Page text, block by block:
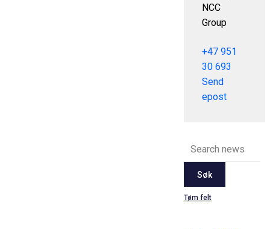
NCC
Group
+47 951
30 693
Send
epost
Søk
Tøm felt